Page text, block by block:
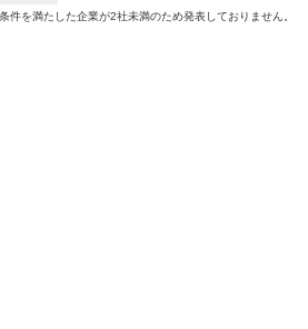
を満たした企業が2社未満のため発表しておりません。